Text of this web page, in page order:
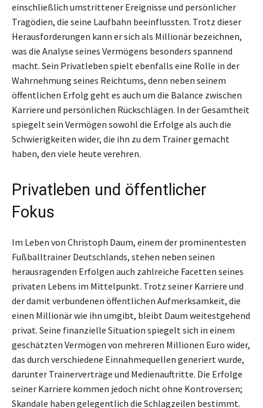
einschließlich umstrittener Ereignisse und persönlicher
Tragödien, die seine Laufbahn beeinflussten. Trotz dieser
Herausforderungen kann er sich als Millionär bezeichnen,
was die Analyse seines Vermögens besonders spannend
macht. Sein Privatleben spielt ebenfalls eine Rolle in der
Wahrnehmung seines Reichtums, denn neben seinem
öffentlichen Erfolg geht es auch um die Balance zwischen
Karriere und persönlichen Rückschlägen. In der Gesamtheit
spiegelt sein Vermögen sowohl die Erfolge als auch die
Schwierigkeiten wider, die ihn zu dem Trainer gemacht
haben, den viele heute verehren.
Privatleben und öffentlicher
Fokus
Im Leben von Christoph Daum, einem der prominentesten
Fußballtrainer Deutschlands, stehen neben seinen
herausragenden Erfolgen auch zahlreiche Facetten seines
privaten Lebens im Mittelpunkt. Trotz seiner Karriere und
der damit verbundenen öffentlichen Aufmerksamkeit, die
einen Millionär wie ihn umgibt, bleibt Daum weitestgehend
privat. Seine finanzielle Situation spiegelt sich in einem
geschätzten Vermögen von mehreren Millionen Euro wider,
das durch verschiedene Einnahmequellen generiert wurde,
darunter Trainerverträge und Medienauftritte. Die Erfolge
seiner Karriere kommen jedoch nicht ohne Kontroversen;
Skandale haben gelegentlich die Schlagzeilen bestimmt.